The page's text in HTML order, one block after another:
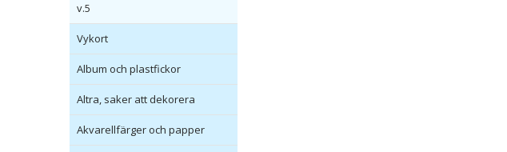
v.5
Vykort
Album och plastfickor
Altra, saker att dekorera
Akvarellfärger och papper